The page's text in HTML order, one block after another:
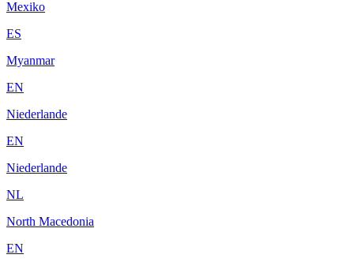
Mexiko
ES
Myanmar
EN
Niederlande
EN
Niederlande
NL
North Macedonia
EN